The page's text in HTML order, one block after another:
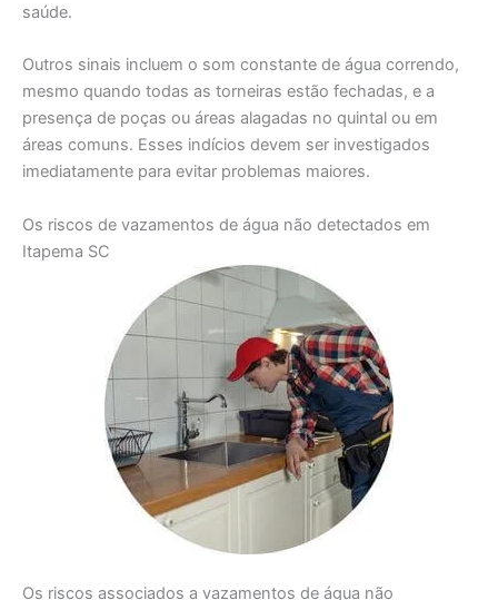
saúde.
Outros sinais incluem o som constante de água correndo,
mesmo quando todas as torneiras estão fechadas, e a
presença de poças ou áreas alagadas no quintal ou em
áreas comuns. Esses indícios devem ser investigados
imediatamente para evitar problemas maiores.
Os riscos de vazamentos de água não detectados em
Itapema SC
Os riscos associados a vazamentos de água não